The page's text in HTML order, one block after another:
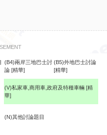
(B4)兩岸三地巴士討
論 [精華]
(B5)外地巴士討論
[精華]
(V)私家車,商用車,政府及特種車輛 [精
華]
(N)其他討論題目